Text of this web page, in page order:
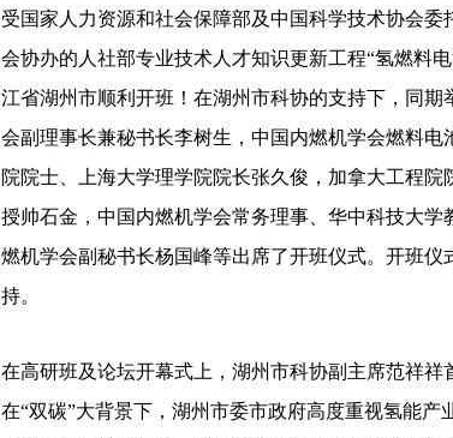
受国家人力资源和社会保障部及中国科学技术协会
会协办的人社部专业技术人才知识更新工程“氢燃料
江省湖州市顺利开班！在湖州市科协的支持下，同
会副理事长兼秘书长李树生，中国内燃机学会燃料
院院士、上海大学理学院院长张久俊，加拿大工程
授帅石金，中国内燃机学会常务理事、华中科技大
燃机学会副秘书长杨国峰等出席了开班仪式。开班
持。
在高研班及论坛开幕式上，湖州市科协副主席范祥祥
在“双碳”大背景下，湖州市委市政府高度重视氢能